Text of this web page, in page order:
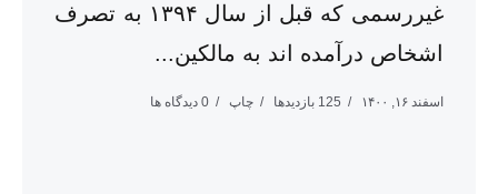
غیررسمی که قبل از سال ۱۳۹۴ به تصرف
اشخاص درآمده اند به مالکین...
اسفند ۱۶, ۱۴۰۰ 125 بازدیدها چاپ 0 دیدگاه ها